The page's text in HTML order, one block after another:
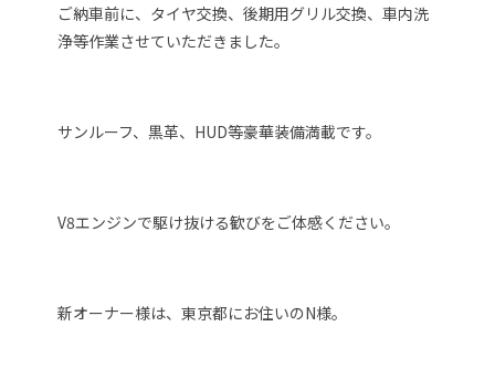
ご納車前に、タイヤ交換、後期用グリル交換、車内洗
浄等作業させていただきました。
サンルーフ、黒革、HUD等豪華装備満載です。
V8エンジンで駆け抜ける歓びをご体感ください。
新オーナー様は、東京都にお住いのN様。